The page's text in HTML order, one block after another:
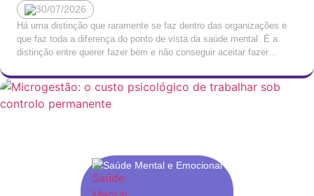
30/07/2026
Há uma distinção que raramente se faz dentro das organizações e
que faz toda a diferença do ponto de vista da saúde mental. É a
distinção entre querer fazer bem e não conseguir aceitar fazer
profissional. O segundo é uma forma de sofrimento que, […]
Saúde Mental e Emocional